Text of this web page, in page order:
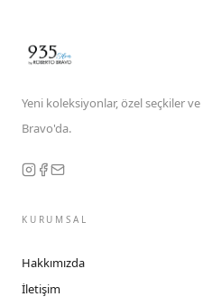
Yeni koleksiyonlar, özel seçkiler
Bravo'da.
KURUMSAL
Hakkımızda
İletişim